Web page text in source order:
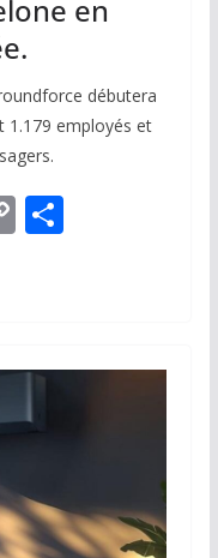
en
débutera
1.179 employés et
C
Li
n
k
P
er